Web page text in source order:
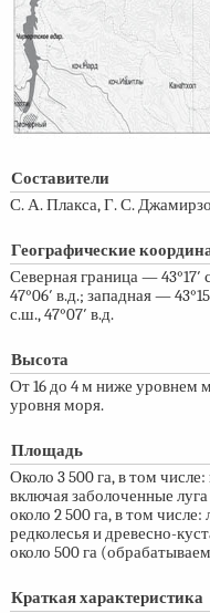
Составители
С. А. Плакса, Г. С.
Географические
Северная граница — 43°17′
47°06′ в.д.; западная —
с.ш., 47°07′ в.д.
Высота
От 16 до 4 м ниже уровнем
уровня моря.
Площадь
Около 3 500 га, в том
включая заболоченные
около 2 500 га, в том
редколесья и древесно-
около 500 га
Краткая характеристика